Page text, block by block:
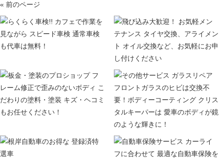
« 前のページ